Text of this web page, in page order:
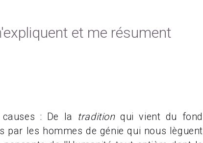
et me résument
: De la traditionqui vient du fond
les hommes de génie qui nous lèguent